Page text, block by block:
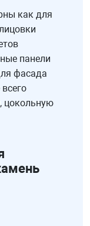
как для
панели
фасада
цокольную